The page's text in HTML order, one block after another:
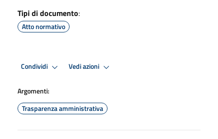
Tipi di documento:
Atto normativo
Condividi Vedi azioni
Argomenti:
Trasparenza amministrativa